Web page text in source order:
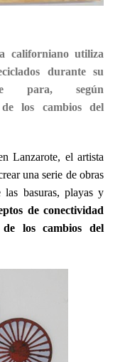
californiano utiliza
durante su
para, según
los cambios del
Lanzarote, el artista
una serie de obras
las basuras, playas y
de conectividad
los cambios del